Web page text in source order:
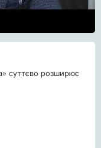
суттєво розширює